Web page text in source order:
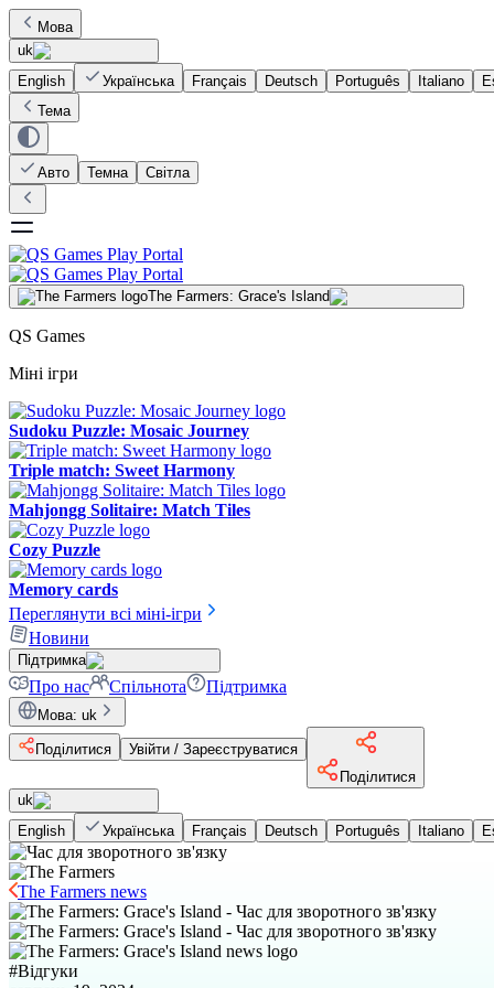
Мова
uk
English
Українська Français Deutsch Português Italiano
Тема
Авто Темна Світла
The Farmers: Grace's Island
QS Games
Міні ігри
Sudoku Puzzle: Mosaic Journey
Triple match: Sweet Harmony
Mahjongg Solitaire: Match Tiles
Cozy Puzzle
Memory cards
Переглянути всі міні-ігри
Новини
Підтримка
Про нас Спільнота Підтримка
Мова: uk
Поділитися
Увійти / Зареєструватися
Поділитися
uk
English
Українська Français Deutsch Português Italiano
The Farmers news
#Відгуки